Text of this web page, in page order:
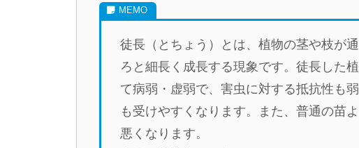
徒長（とちょう）とは、植物の茎や枝が
ろと細長く成長する現象です。徒長した
て病弱・虚弱で、害虫に対する抵抗性も
も受けやすくなります。また、普通の苗
悪くなります。